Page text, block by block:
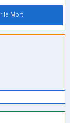
la Mort